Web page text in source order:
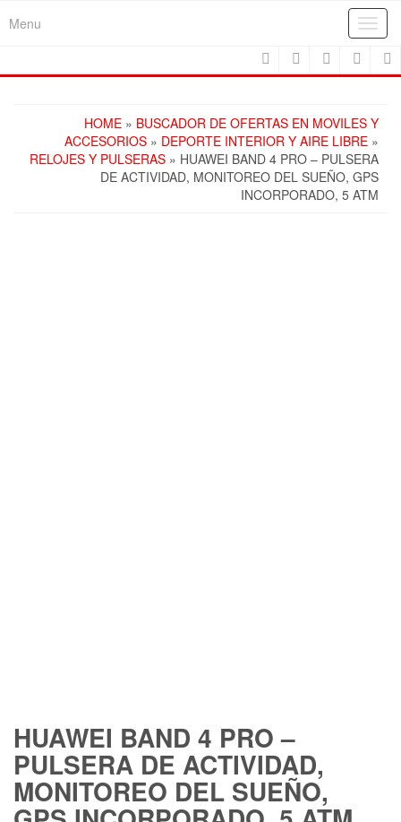
Menu
HOME » BUSCADOR DE OFERTAS EN MOVILES Y
ACCESORIOS » DEPORTE INTERIOR Y AIRE LIBRE »
RELOJES Y PULSERAS » HUAWEI BAND 4 PRO – PULSERA
DE ACTIVIDAD, MONITOREO DEL SUEÑO, GPS
INCORPORADO, 5 ATM
HUAWEI BAND 4 PRO –
PULSERA DE ACTIVIDAD,
MONITOREO DEL SUEÑO,